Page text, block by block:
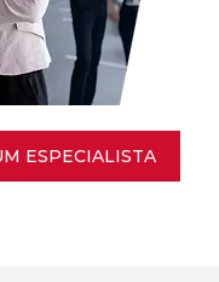
ESPECIALISTA